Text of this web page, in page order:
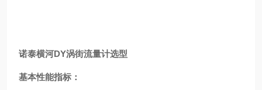
诺泰横河DY涡街流量计选型
基本性能指标：